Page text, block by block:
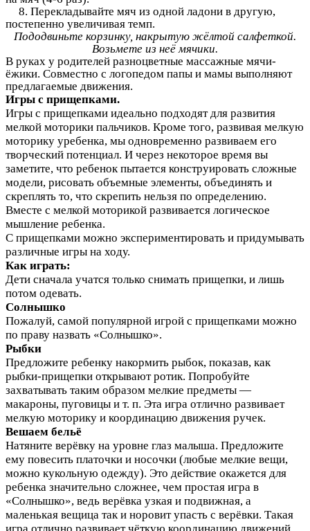
8. Перекладывайте мяч из одной ладони в другую,
постепенно увеличивая темп.
Пододвиньте корзинку, накрытую жёлтой салфеткой.
Возьмете из неё мячики.
В руках у родителей разноцветные массажные мячи-
ёжики. Совместно с логопедом папы и мамы выполняют
предлагаемые движения.
Игры с прищепками.
Игры с прищепками идеально подходят для развития
мелкой моторики пальчиков. Кроме того, развивая мелкую
моторику уребенка, мы одновременно развиваем его
творческий потенциал. И через некоторое время вы
заметите, что ребенок пытается конструировать сложные
модели, рисовать объемные элементы, объединять и
скреплять то, что скрепить нельзя по определению.
Вместе с мелкой моторикой развивается логическое
мышление ребенка.
С прищепками можно экспериментировать и придумывать
различные игры на ходу.
Как играть:
Дети сначала учатся только снимать прищепки, и лишь
потом одевать.
Солнышко
Пожалуй, самой популярной игрой с прищепками можно
по праву назвать «Солнышко».
Рыбки
Предложите ребенку накормить рыбок, показав, как
рыбки-прищепки открывают ротик. Попробуйте
захватывать таким образом мелкие предметы —
макароны, пуговицы и т. п. Эта игра отлично развивает
мелкую моторику и координацию движения ручек.
Вешаем бельё
Натяните верёвку на уровне глаз малыша. Предложите
ему повесить платочки и носочки (любые мелкие вещи,
можно кукольную одежду). Это действие окажется для
ребенка значительно сложнее, чем простая игра в
«Солнышко», ведь верёвка узкая и подвижная, а
маленькая вещица так и норовит упасть с верёвки. Такая